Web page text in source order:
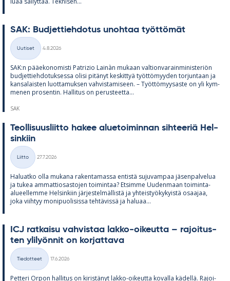
SAK: Bud­jet­tieh­do­tus unoh­taa työt­tö­mät
Kategoriat
Uutiset
4.8.2026
SAK:n pää­e­ko­no­misti Pat­rizio Lainàn mu­kaan val­tion­va­rain­mi­nis­te­riön
bud­jet­tieh­do­tuk­sessa olisi pi­tä­nyt kes­kit­tyä työt­tö­myy­den tor­jun­taan ja
kan­sa­lais­ten luot­ta­muk­sen vah­vis­ta­mi­seen. – Työt­tö­myy­saste on yli kym­
me­nen pro­sen­tin. Hal­li­tus on pe­rus­teetta...
SAK
Teol­li­suus­liitto ha­kee alue­toi­min­nan sih­tee­riä Hel­
sin­kiin
Kategoriat
Liitto
27.7.2026
Ha­luatko olla mu­kana ra­ken­ta­massa en­tistä su­ju­vam­paa jä­sen­pal­ve­lua
ja tu­kea am­mat­tio­sas­to­jen toi­min­taa? Et­simme Uu­den­maan toi­minta-
alu­eel­lemme Hel­sin­kiin jär­jes­tel­mäl­listä ja yh­teis­työ­ky­kyistä osaa­jaa,
joka viih­tyy mo­ni­puo­li­sissa teh­tä­vissä ja ha­luaa...
ICJ rat­kaisu vah­vis­taa lakko-oi­keutta – ra­joi­tus­
ten yli­lyön­nit on kor­jat­tava
Kategoriat
Tiedotteet
17.6.2026
Pet­teri Or­pon hal­li­tus on ki­ris­tä­nyt lakko-oi­keutta ko­valla kä­dellä. Ra­joi­